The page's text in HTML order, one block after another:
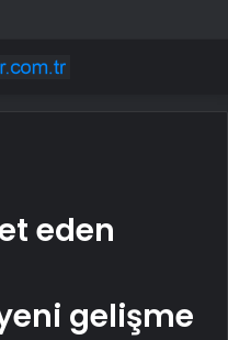
eden
gelişme